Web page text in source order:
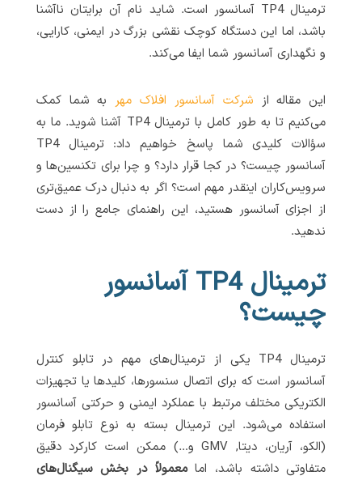
ترمینال TP4 آسانسور است. شاید نام آن برایتان ناآشنا
باشد، اما این دستگاه کوچک نقشی بزرگ در ایمنی، کارایی،
و نگهداری آسانسور شما ایفا می‌کند.
این مقاله از شرکت آسانسور افلاک مهر به شما کمک
می‌کنیم تا به طور کامل با ترمینال TP4 آشنا شوید. ما به
سؤالات کلیدی شما پاسخ خواهیم داد: ترمینال TP4
آسانسور چیست؟ در کجا قرار دارد؟ و چرا برای تکنسین‌ها و
سرویس‌کاران اینقدر مهم است؟ اگر به دنبال درک عمیق‌تری
از اجزای آسانسور هستید، این راهنمای جامع را از دست
ندهید.
ترمینال TP4 آسانسور
چیست؟
ترمینال TP4 یکی از ترمینال‌های مهم در تابلو کنترل
آسانسور است که برای اتصال سنسورها، کلیدها یا تجهیزات
الکتریکی مختلف مرتبط با عملکرد ایمنی و حرکتی آسانسور
استفاده می‌شود. این ترمینال بسته به نوع تابلو فرمان
(الکو، آریان، دیتا, GMV و…) ممکن است کارکرد دقیق
متفاوتی داشته باشد، امامعمولاً در بخش سیگنال‌های